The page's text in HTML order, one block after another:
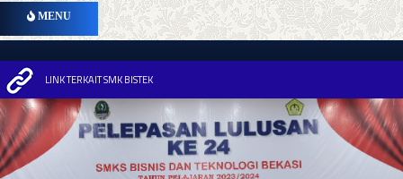
MENU
LINK TERKAIT SMK BISTEK